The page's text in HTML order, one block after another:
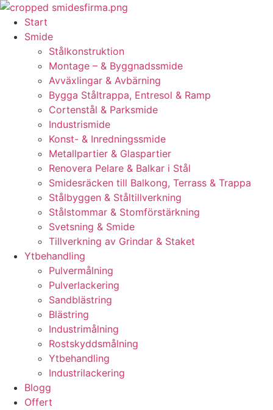
Skip
content
Start
Smide
Stålkonstruktion
Montage – & Byggnadssmide
Avväxlingar & Avbärning
Bygga Ståltrappa, Entresol & Ramp
Cortenstål & Parksmide
Industrismide
Konst- & Inredningssmide
Metallpartier & Glaspartier
Renovera Pelare & Balkar i Stål
Smidesräcken till Balkong, Terrass & Trappa
Stålbyggen & Ståltillverkning
Stålstommar & Stomförstärkning
Svetsning & Smide
Tillverkning av Grindar & Staket
Ytbehandling
Pulvermålning
Pulverlackering
Sandblästring
Blästring
Industrimålning
Rostskyddsmålning
Ytbehandling
Industrilackering
Blogg
Offert